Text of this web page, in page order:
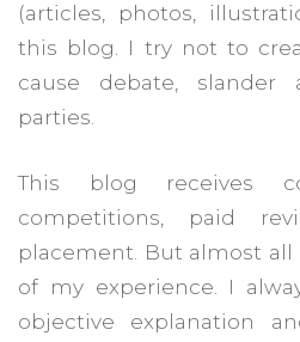
(articles, photos,
this blog. I try not to
cause debate, slander
parties.
This blog receives
competitions, paid
placement. But almost
of my experience. I
objective explanation